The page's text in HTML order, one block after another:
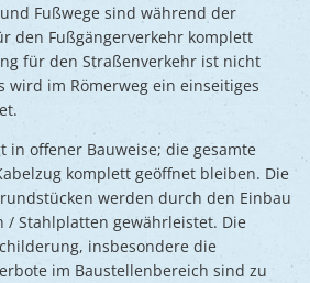
Fußwege sind während der
den Fußgängerverkehr komplett
für den Straßenverkehr ist nicht
im Römerweg ein einseitiges
in offener Bauweise; die gesamte
komplett geöffnet bleiben. Die
werden durch den Einbau
/ Stahlplatten gewährleistet. Die
insbesondere die
im Baustellenbereich sind zu